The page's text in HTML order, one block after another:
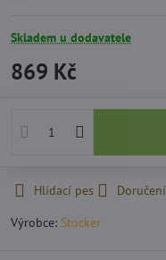
Skladem u dodavatele
869 Kč
Hlídací pes
Doručení
Výrobce: Stocker